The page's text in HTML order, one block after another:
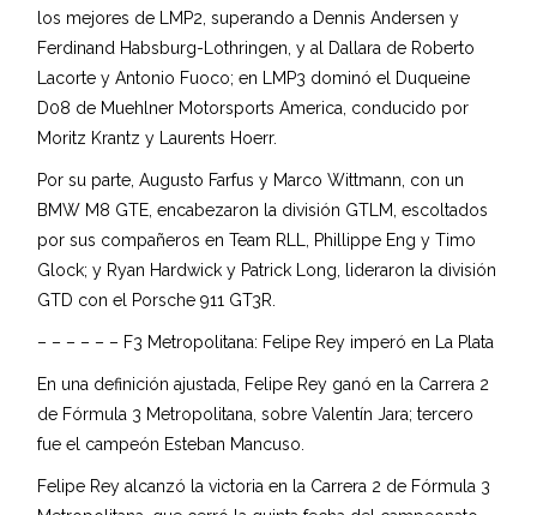
los mejores de LMP2, superando a Dennis Andersen y
Ferdinand Habsburg-Lothringen, y al Dallara de Roberto
Lacorte y Antonio Fuoco; en LMP3 dominó el Duqueine
D08 de Muehlner Motorsports America, conducido por
Moritz Krantz y Laurents Hoerr.
Por su parte, Augusto Farfus y Marco Wittmann, con un
BMW M8 GTE, encabezaron la división GTLM, escoltados
por sus compañeros en Team RLL, Phillippe Eng y Timo
Glock; y Ryan Hardwick y Patrick Long, lideraron la división
GTD con el Porsche 911 GT3R.
– – – – – – F3 Metropolitana: Felipe Rey imperó en La Plata
En una definición ajustada, Felipe Rey ganó en la Carrera 2
de Fórmula 3 Metropolitana, sobre Valentín Jara; tercero
fue el campeón Esteban Mancuso.
Felipe Rey alcanzó la victoria en la Carrera 2 de Fórmula 3